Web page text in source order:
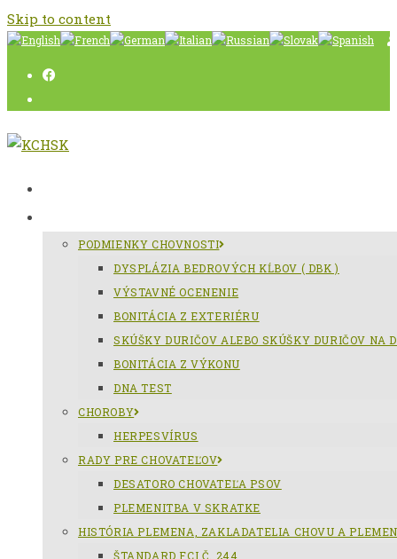
Skip to content
PODMIENKY CHOVNOSTI
DYSPLÁZIA BEDROVÝCH KĹBOV ( DBK )
VÝSTAVNÉ OCENENIE
BONITÁCIA Z EXTERIÉRU
SKÚŠKY DURIČOV ALEBO SKÚŠKY DURIČOV NA
BONITÁCIA Z VÝKONU
DNA TEST
CHOROBY
HERPESVÍRUS
RADY PRE CHOVATEĽOV
DESATORO CHOVATEĽA PSOV
PLEMENITBA V SKRATKE
HISTÓRIA PLEMENA, ZAKLADATELIA CHOVU A
ŠTANDARD FCI Č. 244